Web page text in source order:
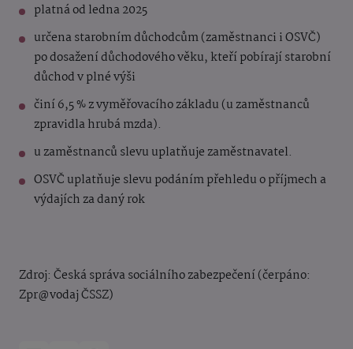
platná od ledna 2025
určena starobním důchodcům (zaměstnanci i OSVČ)
po dosažení důchodového věku, kteří pobírají starobní
důchod v plné výši
činí 6,5 % z vyměřovacího základu (u zaměstnanců
zpravidla hrubá mzda).
u zaměstnanců slevu uplatňuje zaměstnavatel.
OSVČ uplatňuje slevu podáním přehledu o příjmech a
výdajích za daný rok
Zdroj: Česká správa sociálního zabezpečení (čerpáno:
Zpr@vodaj ČSSZ)